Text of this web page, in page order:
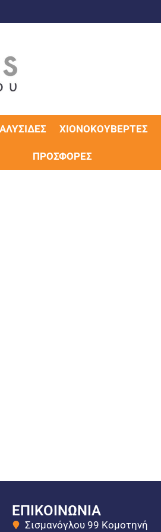
ΑΛΥΣΊΔΕΣ ΧΙΟΝΟΚΟΥΒΈΡΤΕΣ
ΠΡΟΣΦΟΡΈΣ
ΕΠΙΚΟΙΝΩΝΙΑ
Σισμανόγλου 99 Κομοτηνή